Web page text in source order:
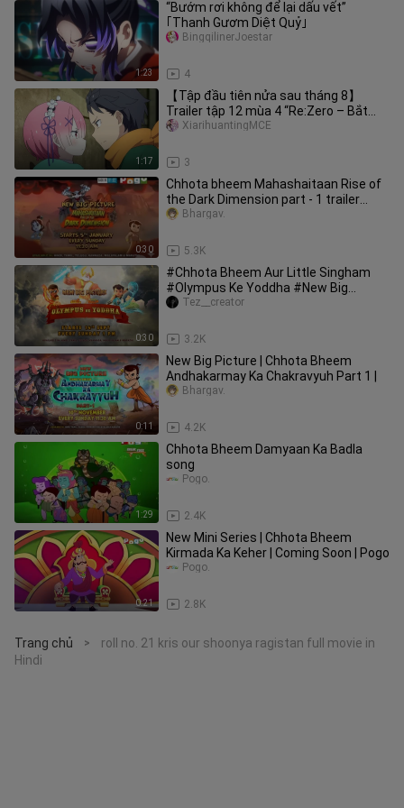
1:23
“Bướm rơi không để lại dấu vết”
｢Thanh Gươm Diệt Quỷ｣
4
BingqilinerJoestar
1:17
【Tập đầu tiên nửa sau tháng 8】
Trailer tập 12 mùa 4 “Re:Zero – Bắt
đầu lại ở thế giới khác” [Nhóm dịc
3
XiarihuantingMCE
0:30
Chhota bheem Mahashaitaan Rise of
the Dark Dimension part - 1 trailer
#edit #motivation #animation
5.3K
Bhargav.
0:30
#Chhota Bheem Aur Little Singham
#Olympus Ke Yoddha #New Big
Picture #14 september #sunday, 1pm
3.2K
Tez__creator
0:11
New Big Picture | Chhota Bheem
Andhakarmay Ka Chakravyuh Part 1 |
4.2K
Bhargav.
1:29
Chhota Bheem Damyaan Ka Badla
song
2.4K
Pogo.
0:21
New Mini Series | Chhota Bheem
Kirmada Ka Keher | Coming Soon | Pogo
2.8K
Pogo.
Trang chủ >
roll no. 21 kris our shoonya ragistan full movie in
Hindi